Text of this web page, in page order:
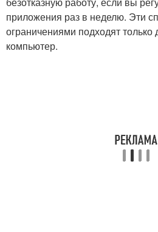
приложения раз в неделю. Эти
ограничениями подходят только
компьютер.